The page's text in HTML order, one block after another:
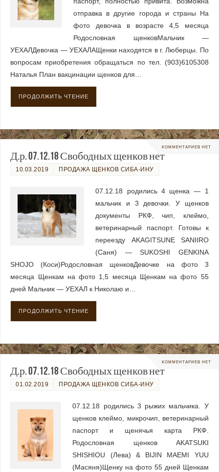
отправка в другие города и страны На
фото девочка в возрасте 4,5 месяца
Родословная щенковМальчик —
УЕХАЛДевочка — УЕХАЛАЩенки находятся в г. Люберцы. По
вопросам приобретения обращаться по тел. (903)6105308
Наталья План вакцинации щенков для…
ПРОДОЛЖИТЬ ЧТЕНИЕ
КОММЕНТАРИЕВ НЕТ
Д.р. 07.12.18 Свободных щенков нет
10.03.2019 ПРОДАЖА ЩЕНКОВ СИБА-ИНУ
07.12.18 родились 4 щенка — 1
мальчик и 3 девочки. У щенков
документы РКФ, чип, клеймо,
ветеринарный паспорт. Готовы к
переезду AKAGITSUNE SANIIRO
(Саня) — SUKOSHI GENKINA
SHOJO (Коси)Родословная щенковДевочке на фото 3
месяца Щенкам на фото 1,5 месяца Щенкам на фото 55
дней Мальчик — УЕХАЛ к Николаю и…
ПРОДОЛЖИТЬ ЧТЕНИЕ
КОММЕНТАРИЕВ НЕТ
Д.р. 07.12.18 Свободных щенков нет
01.02.2019 ПРОДАЖА ЩЕНКОВ СИБА-ИНУ
07.12.18 родились 3 рыжих мальчика. У
щенков клеймо, микрочип, ветеринарный
паспорт и щенячья карта РКФ.
Родословная щенков AKATSUKI
SHISHIOU (Лева) & BIJIN MAEMI YUU
(Масяня)Щенку на фото 55 дней Щенкам